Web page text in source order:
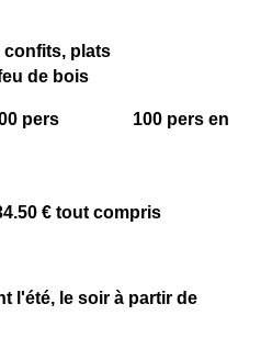
confits, plats
de bois
pers
100 pers en
€ tout compris
l'été, le soir à partir de